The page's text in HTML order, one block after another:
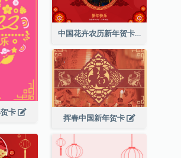
卡
中国花卉农历新年贺卡
挥春中国新年贺卡